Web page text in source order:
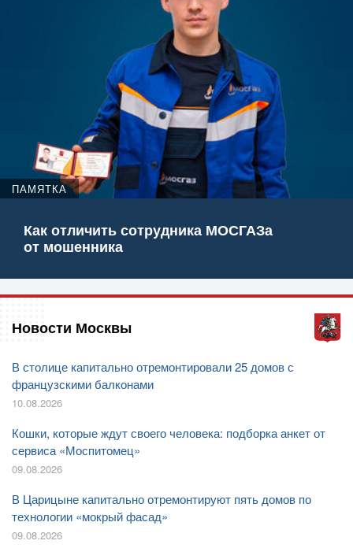
ПАМЯТКА
Как отличить сотрудника МОСГАЗа
от мошенника
Новости Москвы
В столице капитально отремонтировали 25 домов с
французскими балконами
10.08.2026
Кошки, которые ждут своего человека: подборка анкет от
сервиса «Моспитомец»
09.08.2026
В Царицыне капитально отремонтируют пять домов по
технологии «мокрый фасад»
09.08.2026